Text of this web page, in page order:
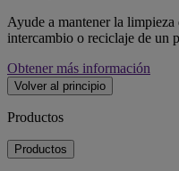
Ayude a mantener la
intercambio o reciclaje de un
Obtener más información
Volver al principio
Productos
Productos